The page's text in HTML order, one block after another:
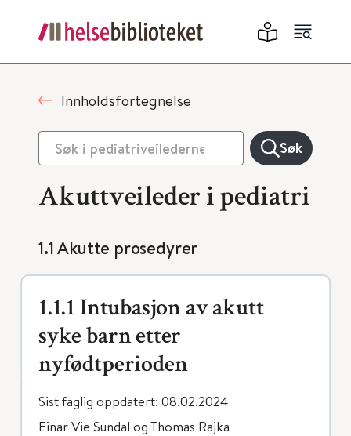
Innholdsfortegnelse
Søk
Akuttveileder i pediatri
1.1 Akutte prosedyrer
1.1.1 Intubasjon av akutt
syke barn etter
nyfødtperioden
Sist faglig oppdatert: 08.02.2024
Einar Vie Sundal og Thomas Rajka